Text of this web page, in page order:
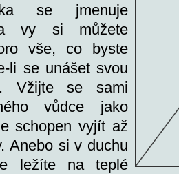
se jmenuje
a vy si můžete
vše, co byste
li se unášet svou
Vžijte se sami
vůdce jako
schopen vyjít až
Anebo si v duchu
ležíte na teplé